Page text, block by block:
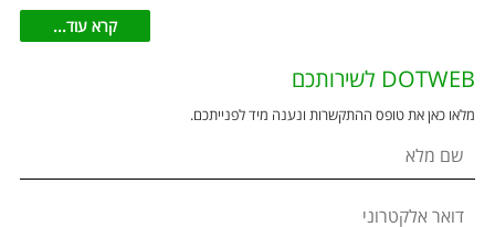
קרא עוד...
DOTWEB לשירותכם
מלאו כאן את טופס ההתקשרות ונענה מיד לפנייתכם.
שם מלא
דואר אלקטרוני